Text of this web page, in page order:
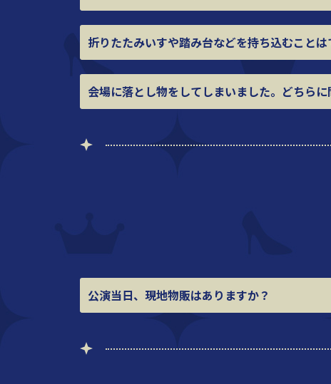
折りたたみいすや踏み台などを持ち込むことは
会場に落とし物をしてしまいました。 どちら
公演当日、現地物販はありますか？